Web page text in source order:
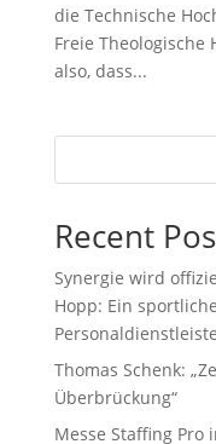
die Technische
Freie Theologische
also, dass...
Recent
Synergie wird
Hopp: Ein
Thomas Schenk:
Überbrückung“
Messe Staffing Pro